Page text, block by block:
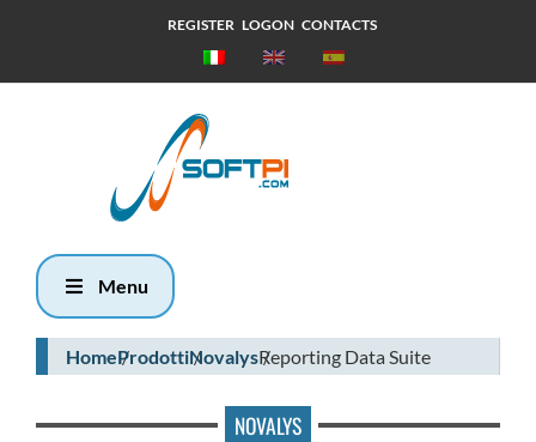
REGISTER LOGON CONTACTS
Menu
HomeProdottiNovalysReporting Data Suite
NOVALYS